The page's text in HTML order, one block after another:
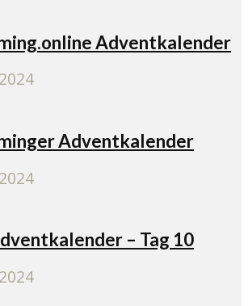
Adventkalender
Adventkalender
– Tag 10